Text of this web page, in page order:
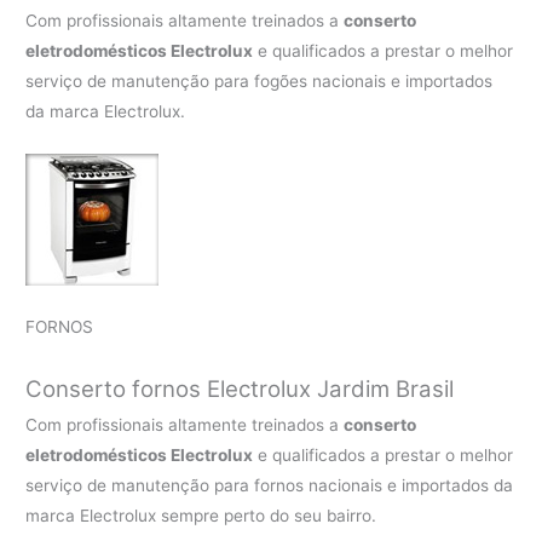
Com profissionais altamente treinados aconserto
eletrodomésticos Electrolux e qualificados a prestar o melhor
serviço de manutenção para fogões nacionais e importados
da marca Electrolux.
FORNOS
Conserto fornos Electrolux Jardim Brasil
Com profissionais altamente treinados aconserto
eletrodomésticos Electrolux e qualificados a prestar o melhor
serviço de manutenção para fornos nacionais e importados da
marca Electrolux sempre perto do seu bairro.